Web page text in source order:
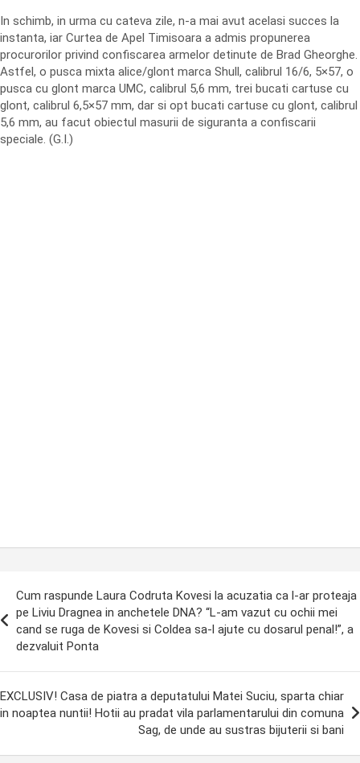
In schimb, in urma cu cateva zile, n-a mai avut acelasi succes la
instanta, iar Curtea de Apel Timisoara a admis propunerea
procurorilor privind confiscarea armelor detinute de Brad Gheorghe.
Astfel, o pusca mixta alice/glont marca Shull, calibrul 16/6, 5×57, o
pusca cu glont marca UMC, calibrul 5,6 mm, trei bucati cartuse cu
glont, calibrul 6,5×57 mm, dar si opt bucati cartuse cu glont, calibrul
5,6 mm, au facut obiectul masurii de siguranta a confiscarii
speciale. (G.I.)
Cum raspunde Laura Codruta Kovesi la acuzatia ca l-ar proteaja
pe Liviu Dragnea in anchetele DNA? “L-am vazut cu ochii mei
cand se ruga de Kovesi si Coldea sa-l ajute cu dosarul penal!”, a
dezvaluit Ponta
EXCLUSIV! Casa de piatra a deputatului Matei Suciu, sparta chiar
in noaptea nuntii! Hotii au pradat vila parlamentarului din comuna
Sag, de unde au sustras bijuterii si bani